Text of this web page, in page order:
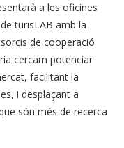
a les oficines
turisLAB amb la
de cooperació
cercam potenciar
facilitant la
i desplaçant a
són més de recerca